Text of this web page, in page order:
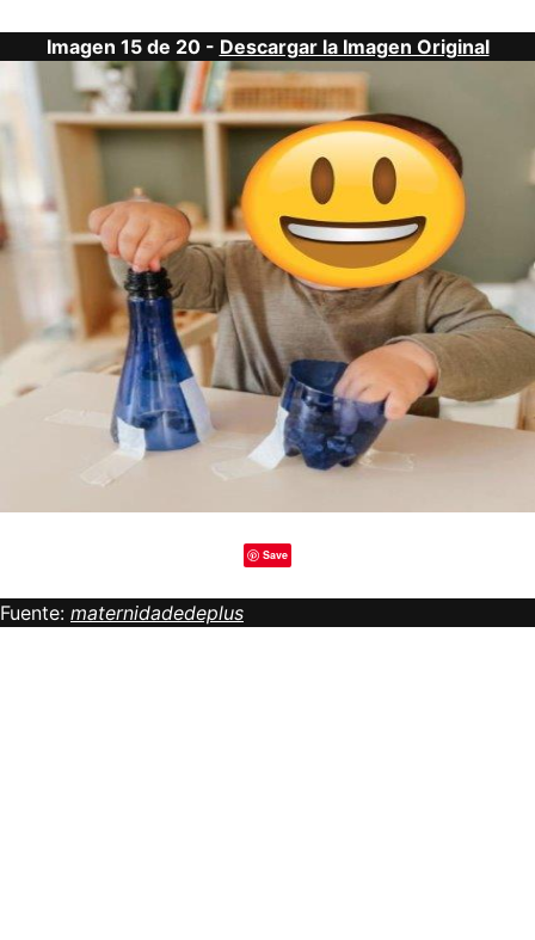
Imagen 15 de 20 - Descargar la Imagen Original
Save
Fuente: maternidadedeplus